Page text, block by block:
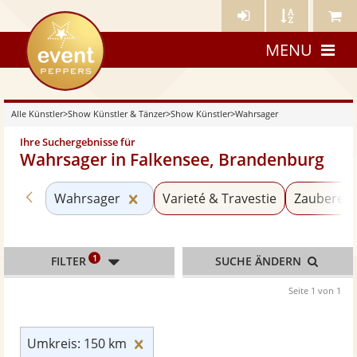
Künstler- Künstler Meine
eventpeppers
MENU
Alle Künstler>Show Künstler & Tänzer>Show Künstler>Wahrsager
Ihre Suchergebnisse für
Wahrsager in Falkensee, Brandenburg
Zurück zu «Show Künstler»
Wahrsager Kategorie «Wahrsager»
Varieté & Travestie Zauberer
Umkreis: 150 km
FILTER 1 SUCHE ÄNDERN
Seite 1 von 1